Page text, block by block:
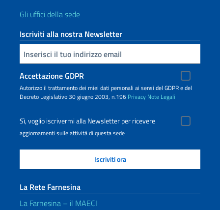
Gli uffici della sede
Iscriviti alla nostra Newsletter
Inserisci la tua email
Accettazione GDPR
Autorizzo il trattamento dei miei dati personali ai sensi del GDPR e del
Decreto Legislativo 30 giugno 2003, n.196 Privacy Note Legali
Sì, voglio iscrivermi alla Newsletter per ricevere
aggiornamenti sulle attività di questa sede
La Rete Farnesina
La Farnesina – il MAECI